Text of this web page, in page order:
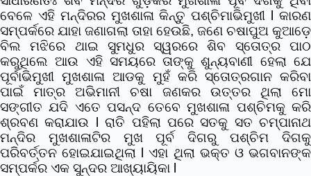
ବେଳେ ଏହି ମନ୍ଦିରର ମୁଖଶାଳା କିନ୍ତୁ ପଶ୍ଚିମାଭିମୁଖୀ l କାରଣ
ସମ୍ପର୍କରେ ଯାହା ଜଣାଗଲା ତାହା ହେଉଛି, ଜଣେ ଚଷାପୁଅ କୁଆଡ଼େ
ବିଲ ମଝିରେ ଥାଇ ସୁମଧୁର ସ୍ୱରରେ ଶିବ ସ୍ତୋତ୍ର ପାଠ
କରୁଥିଲେ ଆଉ ଏହି ସମୟରେ ତାଙ୍କୁ ଶୁନ୍ୟବାଣୀ ହେଲା ଯେ
ପୂର୍ବାଭିମୁଖୀ ମୁଖଶାଳା ଆଡକୁ ମୁହଁ କରି ସ୍ତୋତ୍ରଗାନ କରିବା
ପାଇଁ ମାତ୍ର ଅଭିମାନୀ ଚଷା ଜଣକର ଉତ୍ତର ଥିଲା ମୋ
ସଙ୍ଗୀତ ଯଦି ଏତେ ପସନ୍ଦ ତେବେ ମୁଖଶାଳା ପଶ୍ଚିମକୁ କରି
ଶ୍ରବଣ କରାଯାଉ l ରାତି ପହିଲା ପରେ ସତକୁ ସତ ଚମ୍ପାନାଥ
ମନ୍ଦିର ମୁଖଶାଳାଟିର ମୁଖ ପୂର୍ବ ଦିଗରୁ ପଶ୍ଚିମ ଦିଗକୁ
ପରିବର୍ତ୍ତନ ହୋଇଯାଇଥିଲା l ଏହା ଥିଲା ଭକ୍ତ ଓ ଭଗବାନଙ୍କ
ସମ୍ପର୍କର ଏକ ସୁନ୍ଦର ଆଖ୍ୟାୟିକା l